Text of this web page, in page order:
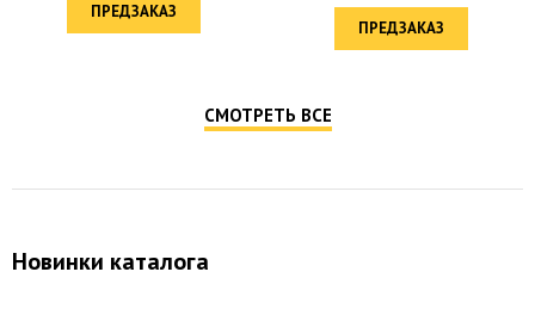
ПРЕДЗАКАЗ
ПРЕДЗАКАЗ
СМОТРЕТЬ ВСЕ
Новинки каталога